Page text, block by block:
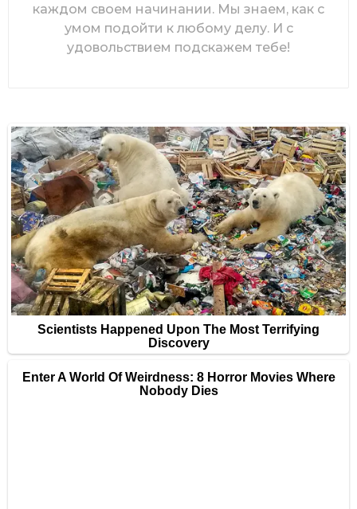
каждом своем начинании. Мы знаем, как с
умом подойти к любому делу. И с
удовольствием подскажем тебе!